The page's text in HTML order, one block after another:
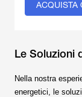
ACQUISTA
Le Soluzioni
Nella nostra
energetici, le